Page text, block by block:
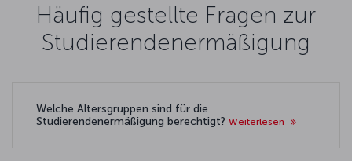
Häufig gestellte Fragen zur
Studierendenermäßigung
Welche Altersgruppen sind für die
Studierendenermäßigung berechtigt? Weiterlesen